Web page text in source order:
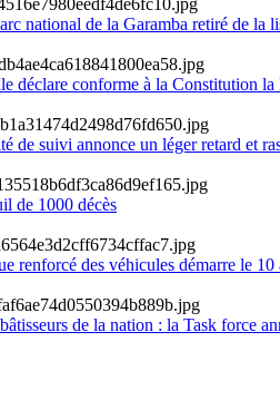
national de la Garamba retiré de la
déclare conforme à la Constitution la
de suivi annonce un léger retard et
de 1000 décès
renforcé des véhicules démarre le 10
de la nation : la Task force